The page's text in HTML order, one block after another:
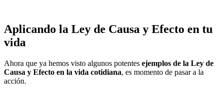
Aplicando la Ley de Causa y Efecto en tu
vida
Ahora que ya hemos visto algunos potentes ejemplos de la Ley de
Causa y Efecto en la vida cotidiana, es momento de pasar a la
acción.